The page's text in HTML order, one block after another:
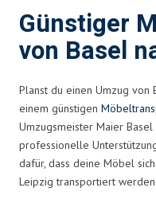
Günstiger
von Basel
Planst du einen Umzug von
einem günstigen
Umzugsmeister Maier
professionelle
dafür, dass deine Möbel
Leipzig transportiert werden.